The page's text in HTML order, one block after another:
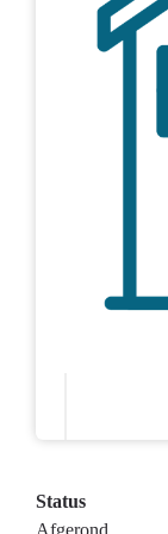
Status
Afgerond